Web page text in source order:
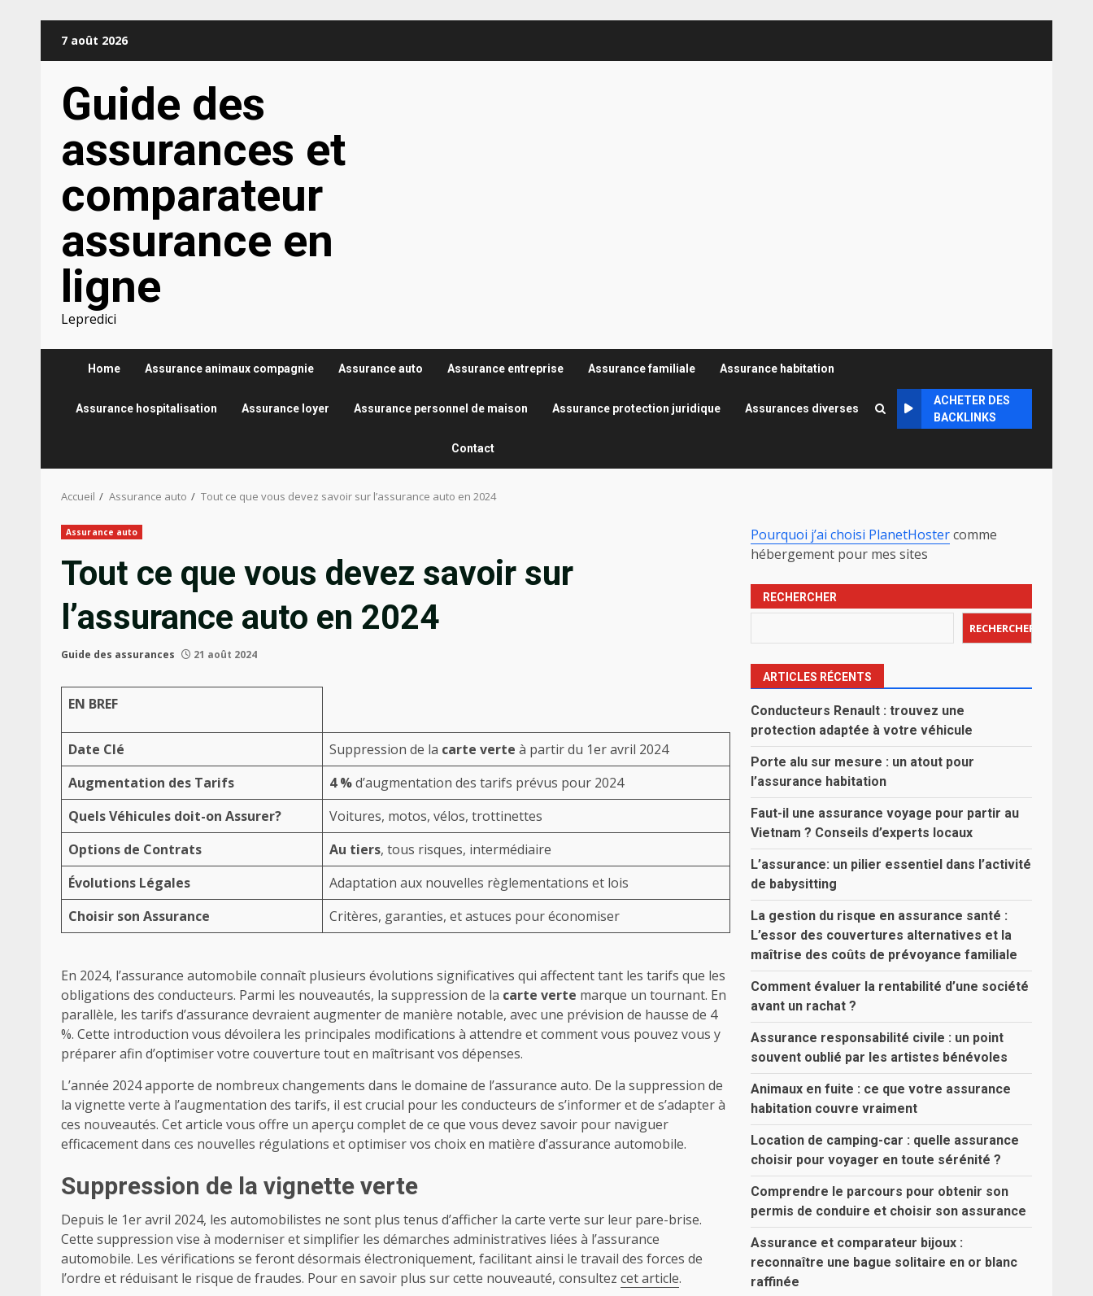
7 août 2026
Guide des
assurances et
comparateur
assurance en
ligne
Lepredici
Home Assurance animaux compagnie Assurance auto Assurance entreprise Assurance familiale Assurance habitation
Assurance hospitalisation Assurance loyer Assurance personnel de maison Assurance protection juridique Assurances diverses
Contact
ACHETER DES
BACKLINKS
Accueil Assurance auto Tout ce que vous devez savoir sur l’assurance auto en 2024
Assurance auto
Tout ce que vous devez savoir sur
l’assurance auto en 2024
Guide des assurances 21 août 2024
EN BREF
Date Clé Suppression de la carte verte à partir du 1er avril 2024
Augmentation des Tarifs
4 %d’augmentation des tarifs prévus pour 2024
Quels Véhicules doit-on Assurer?
Voitures, motos, vélos, trottinettes
Options de Contrats
Au tiers, tous risques, intermédiaire
Évolutions Légales
Adaptation aux nouvelles règlementations et lois
Choisir son Assurance
Critères, garanties, et astuces pour économiser
En 2024, l’assurance automobile connaît plusieurs évolutions significatives qui affectent tant les tarifs que les
obligations des conducteurs. Parmi les nouveautés, la suppression de la carte verte marque un tournant. En
parallèle, les tarifs d’assurance devraient augmenter de manière notable, avec une prévision de hausse de 4
%. Cette introduction vous dévoilera les principales modifications à attendre et comment vous pouvez vous y
préparer afin d’optimiser votre couverture tout en maîtrisant vos dépenses.
L’année 2024 apporte de nombreux changements dans le domaine de l’assurance auto. De la suppression de
la vignette verte à l’augmentation des tarifs, il est crucial pour les conducteurs de s’informer et de s’adapter à
ces nouveautés. Cet article vous offre un aperçu complet de ce que vous devez savoir pour naviguer
efficacement dans ces nouvelles régulations et optimiser vos choix en matière d’assurance automobile.
Suppression de la vignette verte
Depuis le 1er avril 2024, les automobilistes ne sont plus tenus d’afficher la carte verte sur leur pare-brise.
Cette suppression vise à moderniser et simplifier les démarches administratives liées à l’assurance
automobile. Les vérifications se feront désormais électroniquement, facilitant ainsi le travail des forces de
l’ordre et réduisant le risque de fraudes. Pour en savoir plus sur cette nouveauté, consultez cet article.
Pourquoi j’ai choisi PlanetHostercomme
hébergement pour mes sites
RECHERCHER
RECHERCHER
ARTICLES RÉCENTS
Conducteurs Renault : trouvez une
protection adaptée à votre véhicule
Porte alu sur mesure : un atout pour
l’assurance habitation
Faut-il une assurance voyage pour partir au
Vietnam ? Conseils d’experts locaux
L’assurance: un pilier essentiel dans l’activité
de babysitting
La gestion du risque en assurance santé :
L’essor des couvertures alternatives et la
maîtrise des coûts de prévoyance familiale
Comment évaluer la rentabilité d’une société
avant un rachat ?
Assurance responsabilité civile : un point
souvent oublié par les artistes bénévoles
Animaux en fuite : ce que votre assurance
habitation couvre vraiment
Location de camping-car : quelle assurance
choisir pour voyager en toute sérénité ?
Comprendre le parcours pour obtenir son
permis de conduire et choisir son assurance
Assurance et comparateur bijoux :
reconnaître une bague solitaire en or blanc
raffinée